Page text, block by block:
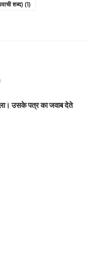
शब्द) (1)
उसके पत्र का जवाब देते